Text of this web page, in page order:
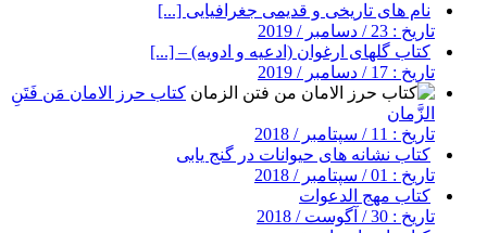
نام های تاریخی و قدیمی جغرافیایی [...]
تاریخ : 23 / دسامبر / 2019
کتاب گلهای ارغوان (ادعیه و ادویه) – [...]
تاریخ : 17 / دسامبر / 2019
کتاب حرز الامان مَن فَتَنِ
الزَّمان
تاریخ : 11 / سپتامبر / 2018
کتاب نشانه های حیوانات در گنج یابی
تاریخ : 01 / سپتامبر / 2018
کتاب مهج الدعوات
تاریخ : 30 / آگوست / 2018